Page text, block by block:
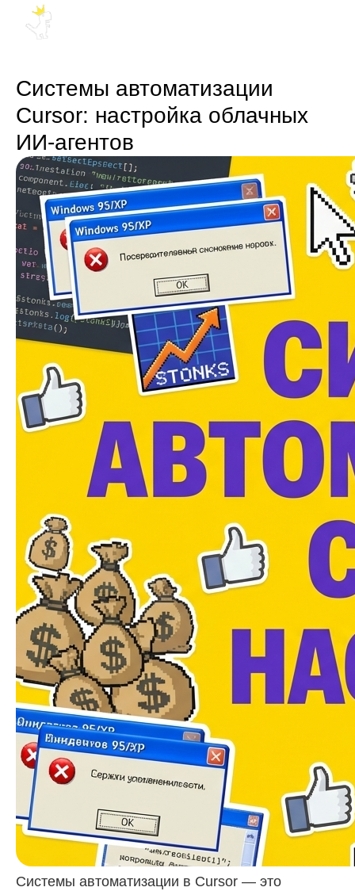
Системы автоматизации
Cursor: настройка облачных
ИИ-агентов
Системы автоматизации в Cursor — это